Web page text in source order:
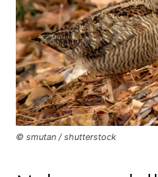
© smutan / shutterstock